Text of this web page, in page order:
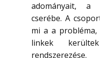
adományait, a
cserébe. A
mi a a probléma,
linkek